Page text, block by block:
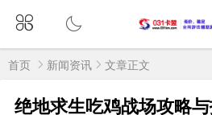
首页 新闻资讯 文章正文
绝地求生吃鸡战场攻略